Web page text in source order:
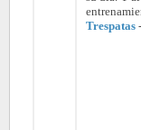
Trespatas -